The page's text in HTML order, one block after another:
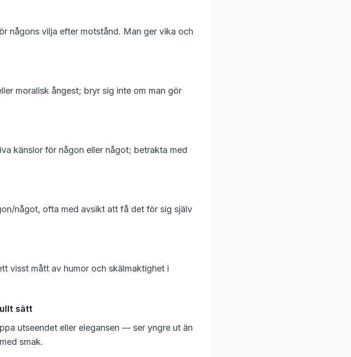
någons vilja efter motstånd. Man ger vika och
moralisk ångest; bryr sig inte om man gör
känslor för någon eller något; betrakta med
något, ofta med avsikt att få det för sig själv
visst mått av humor och skälmaktighet i
sätt
utseendet eller elegansen — ser yngre ut än
smak.